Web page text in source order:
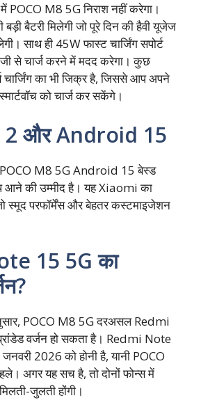
POCO M8 5G निराश नहीं करेगा।
बैटरी मिलेगी जो पूरे दिन की हैवी यूजेज
साथ ही 45W फास्ट चार्जिंग सपोर्ट
से चार्ज करने में मदद करेगा। कुछ
चार्जिंग का भी जिक्र है, जिससे आप अपने
को चार्ज कर सकेंगे।
2 और Android 15
POCO M8 5G Android 15 बेस्ड
की उम्मीद है। यह Xiaomi का
परफॉर्मेंस और बेहतर कस्टमाइजेशन
15 5G का
POCO M8 5G दरअसल Redmi
वर्जन हो सकता है। Redmi Note
2026 को होनी है, यानी POCO
अगर यह सच है, तो दोनों फोन्स में
जुलती होंगी।